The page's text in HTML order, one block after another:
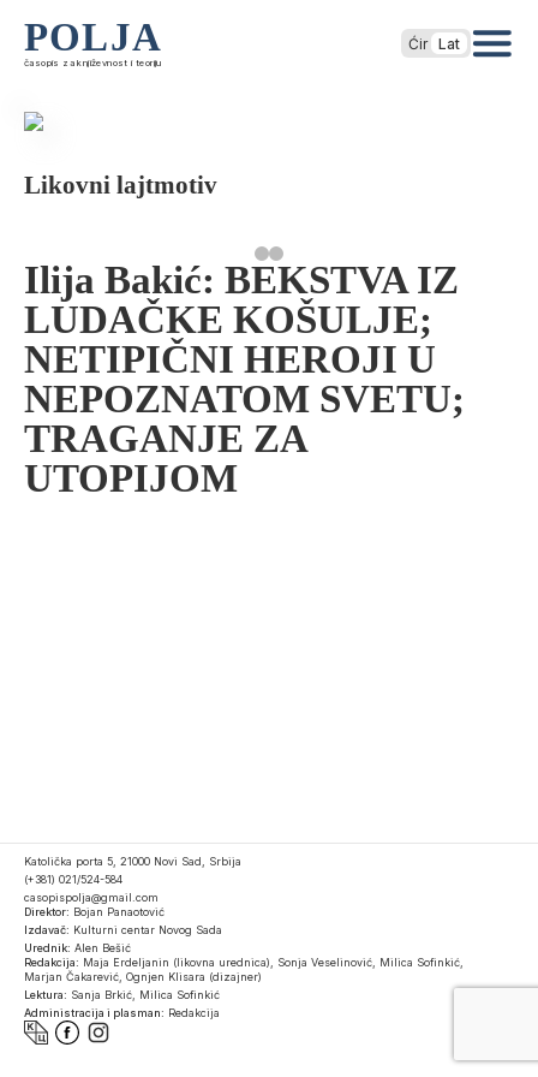
POLJA
časopis za književnost i teoriju
Ćir Lat
Likovni lajtmotiv
Ilija Bakić: BEKSTVA IZ
LUDAČKE KOŠULJE;
NETIPIČNI HEROJI U
NEPOZNATOM SVETU;
TRAGANJE ZA
UTOPIJOM
Katolička porta 5, 21000 Novi Sad, Srbija
(+381) 021/524-584
casopispolja@gmail.com
Direktor: Bojan Panaotović
Izdavač: Kulturni centar Novog Sada
Urednik: Alen Bešić
Redakcija: Maja Erdeljanin (likovna urednica), Sonja Veselinović, Milica Sofinkić,
Marjan Čakarević, Ognjen Klisara (dizajner)
Lektura: Sanja Brkić, Milica Sofinkić
Administracija i plasman: Redakcija